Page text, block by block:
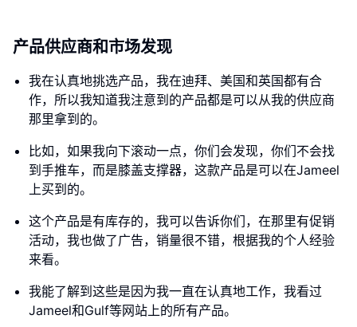
产品供应商和市场发现
我在认真地挑选产品，我在迪拜、美国和英国都有合
作，所以我知道我注意到的产品都是可以从我的供应商
那里拿到的。
比如，如果我向下滚动一点，你们会发现，你们不会找
到手推车，而是膝盖支撑器，这款产品是可以在Jameel
上买到的。
这个产品是有库存的，我可以告诉你们，在那里有促销
活动，我也做了广告，销量很不错，根据我的个人经验
来看。
我能了解到这些是因为我一直在认真地工作，我看过
Jameel和Gulf等网站上的所有产品。